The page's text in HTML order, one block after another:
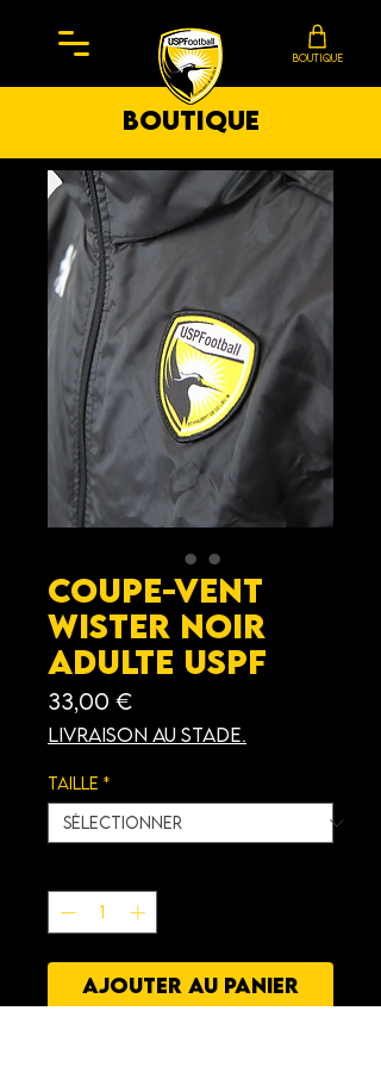
BOUTIQUE
boutique
Coupe-vent
Wister Noir
Adulte USPF
33,00 €Prix
Livraison au stade.
Taille *
AJOUTER AU PANIER